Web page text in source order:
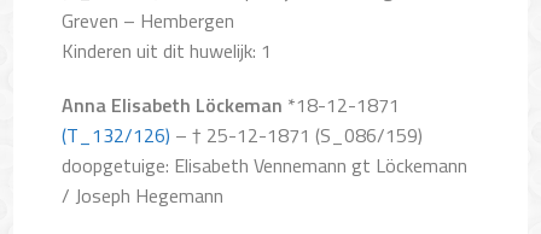
Greven – Hembergen
Kinderen uit dit huwelijk: 1
Anna Elisabeth Löckeman *18-12-1871
(T_132/126) – † 25-12-1871 (S_086/159)
doopgetuige: Elisabeth Vennemann gt Löckemann
/ Joseph Hegemann